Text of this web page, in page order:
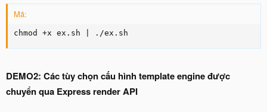
Mã:
chmod +x ex.sh | ./ex.sh
DEMO2: Các tùy chọn cấu hình template engine được
chuyển qua Express render API